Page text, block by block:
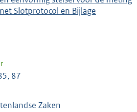
Slotprotocol en Bijlage
87
Zaken